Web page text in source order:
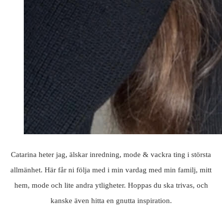
Catarina heter jag, älskar inredning, mode & vackra ting i största
allmänhet. Här får ni följa med i min vardag med min familj, mitt
hem, mode och lite andra ytligheter. Hoppas du ska trivas, och
kanske även hitta en gnutta inspiration.